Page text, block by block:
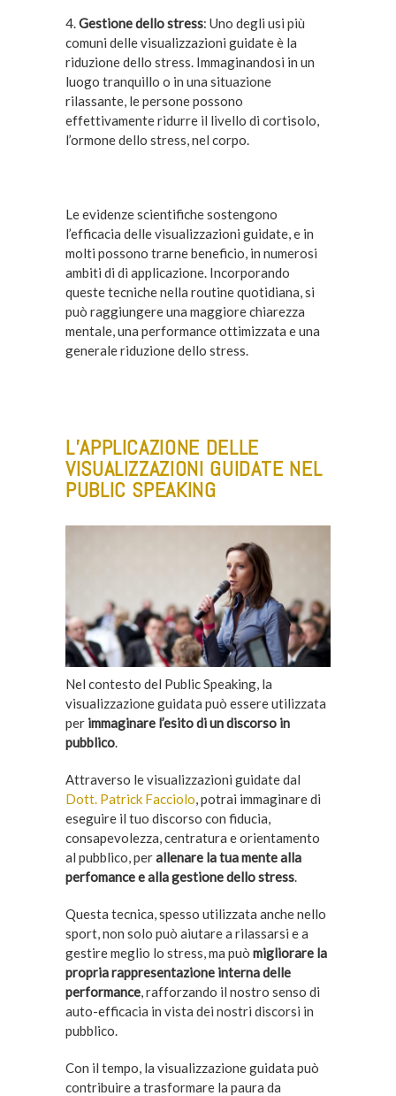
4.Gestione dello stress: Uno degli usi più
comuni delle visualizzazioni guidate è la
riduzione dello stress. Immaginandosi in un
luogo tranquillo o in una situazione
rilassante, le persone possono
effettivamente ridurre il livello di cortisolo,
l’ormone dello stress, nel corpo.
Le evidenze scientifiche sostengono
l’efficacia delle visualizzazioni guidate, e in
molti possono trarne beneficio, in numerosi
ambiti di di applicazione. Incorporando
queste tecniche nella routine quotidiana, si
può raggiungere una maggiore chiarezza
mentale, una performance ottimizzata e una
generale riduzione dello stress.
L’APPLICAZIONE DELLE
VISUALIZZAZIONI GUIDATE NEL
PUBLIC SPEAKING
Nel contesto del Public Speaking, la
visualizzazione guidata può essere utilizzata
per immaginare l’esito di un discorso in
pubblico.
Attraverso le visualizzazioni guidate dal
Dott. Patrick Facciolo, potrai immaginare di
eseguire il tuo discorso con fiducia,
consapevolezza, centratura e orientamento
al pubblico, perallenare la tua mente alla
perfomance e alla gestione dello stress.
Questa tecnica, spesso utilizzata anche nello
sport, non solo può aiutare a rilassarsi e a
gestire meglio lo stress, ma può migliorare la
propria rappresentazione interna delle
performance, rafforzando il nostro senso di
auto-efficacia in vista dei nostri discorsi in
pubblico.
Con il tempo, la visualizzazione guidata può
contribuire a trasformare la paura da